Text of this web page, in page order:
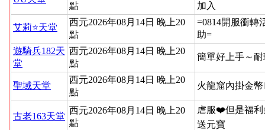
點
加入
艾莉⭐天堂
西元2026年08月14日 晚上20
點
=0814開服衝轉
助=
遊騎兵182天
堂
西元2026年08月14日 晚上20
點
簡單好上手～
聖域天堂
西元2026年08月14日 晚上20
點
火龍窟內掛金
古老163天堂
西元2026年08月14日 晚上20
點
虐服❤️但是福
送元寶